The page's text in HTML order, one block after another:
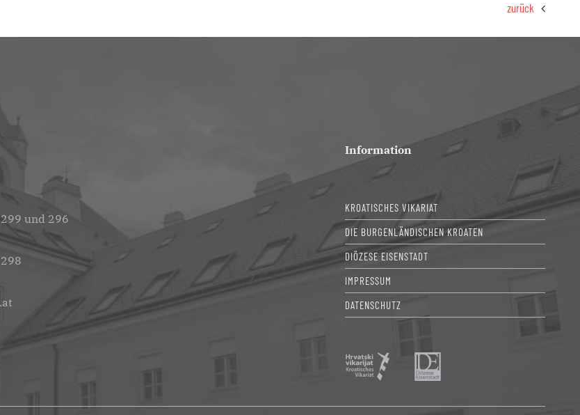
zurück
und 296
Information
KROATISCHES VIKARIAT
DIE BURGENLÄNDISCHEN KROATEN
DIÖZESE EISENSTADT
IMPRESSUM
DATENSCHUTZ